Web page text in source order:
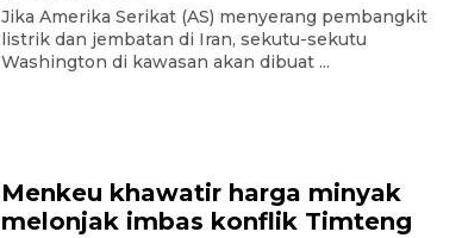
Jika Amerika Serikat (AS) menyerang pembangkit
listrik dan jembatan di Iran, sekutu-sekutu
Washington di kawasan akan dibuat ...
Menkeu khawatir harga minyak
melonjak imbas konflik Timteng